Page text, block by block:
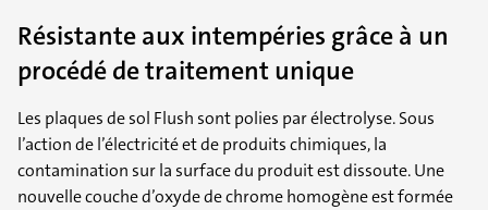
Résistante aux intempéries grâce à un
procédé de traitement unique
Les plaques de sol Flush sont polies par électrolyse. Sous
l’action de l’électricité et de produits chimiques, la
contamination sur la surface du produit est dissoute. Une
nouvelle couche d’oxyde de chrome homogène est formée